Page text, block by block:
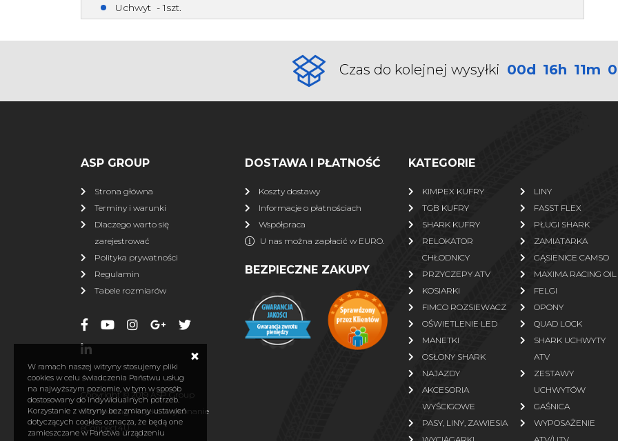
Uchwyt - 1szt.
Czas do kolejnej wysyłki 00d 16h 11m
W ramach naszej witryny stosujemy pliki
cookies w celu świadczenia Państwu usług
na najwyższym poziomie, w tym w sposób
dostosowany do indywidualnych potrzeb.
Korzystanie z witryny bez zmiany ustawień
dotyczących cookies oznacza, że będą one
zamieszczane w Państwa urządzeniu
×
ASP GROUP
Strona główna
Terminy i warunki
Dlaczego warto się
zarejestrować
Polityka prywatności
Regulamin
Tabele rozmiarów
Copyright © 2019 ASP Group
Distributing Projekt i wykonanie
eConnect4U
DOSTAWA I PŁATNOŚĆ
Koszty dostawy
Informacje o płatnościach
Współpraca
U nas można zapłacić w EURO.
BEZPIECZNE ZAKUPY
KATEGORIE
KIMPEX KUFRY
TGB KUFRY
SHARK KUFRY
RELOKATOR
CHŁODNICY
PRZYCZEPY ATV
KOSIARKI
FIMCO ROZSIEWACZ
OŚWIETLENIE LED
MANETKI
OSŁONY SHARK
NAJAZDY
AKCESORIA
WYŚCIGOWE
PASY, LINY, ZAWIESIA
LINY
FASST FLEX
PŁUGI SHARK
ZAMIATARKA
GĄSIENICE CAMSO
MAXIMA RACING OIL
FELGI
OPONY
QUAD LOCK
SHARK UCHWYTY
ATV
ZESTAWY
UCHWYTÓW
GAŚNICA
WYPOSAŻENIE